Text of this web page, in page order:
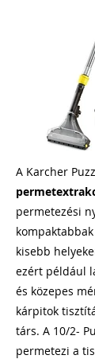
A Karcher
permetezési
kisebb
ezért például
és közepes
kárpitok
társ. A 10/2-
permetezi a